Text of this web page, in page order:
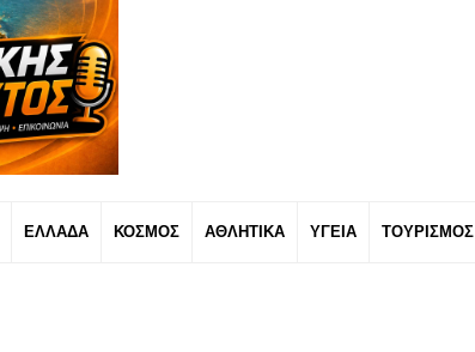
ΕΛΛΑΔΑ ΚΟΣΜΟΣ ΑΘΛΗΤΙΚΑ ΥΓΕΙΑ ΤΟΥΡΙΣΜΟΣ